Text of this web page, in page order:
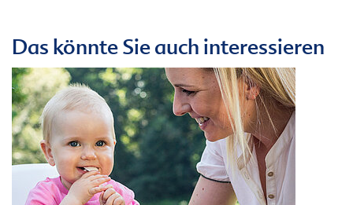
Das könnte Sie auch interessieren